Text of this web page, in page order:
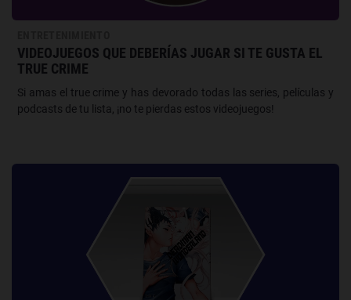
VIDEOJUEGOS QUE DEBERÍAS JUGAR SI TE GUSTA EL
TRUE CRIME
Si amas el true crime y has devorado todas las series, películas y
podcasts de tu lista, ¡no te pierdas estos videojuegos!